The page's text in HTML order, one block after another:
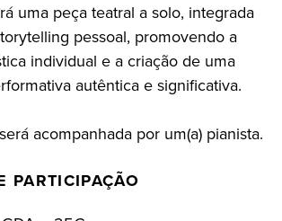
uma peça teatral a solo, integrada
pessoal, promovendo a
individual e a criação de uma
autêntica e significativa.
acompanhada por um(a) pianista.
PARTICIPAÇÃO